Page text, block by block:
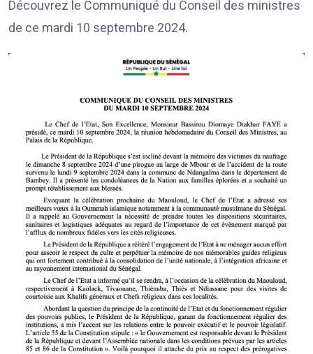
Découvrez le Communiqué du Conseil des ministres
de ce mardi 10 septembre 2024.